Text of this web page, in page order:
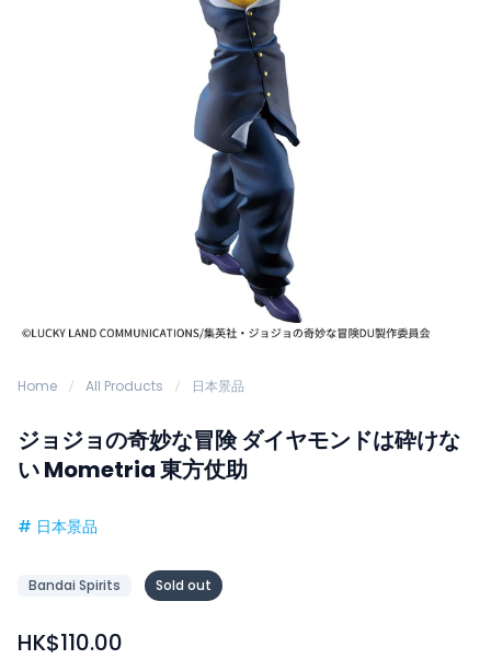
Home All Products 日本景品
ジョジョの奇妙な冒険 ダイヤモンドは砕けな
い Mometria 東方仗助
# 日本景品
Bandai Spirits Sold out
HK$110.00